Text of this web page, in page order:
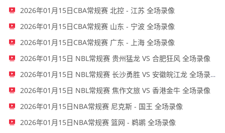
2026年01月15日CBA常规赛 北控 - 江苏 全场录像
2026年01月15日CBA常规赛 山东 - 宁波 全场录像
2026年01月15日CBA常规赛 广东 - 上海 全场录像
2026年01月15日 NBL常规赛 贵州猛龙 VS 合肥狂风 全场录像
2026年01月15日 NBL常规赛 长沙勇胜 VS 安徽皖江龙 全场录像
2026年01月15日 NBL常规赛 焦作文旅 VS 香港金牛 全场录像
2026年01月15日NBA常规赛 尼克斯 - 国王 全场录像
2026年01月15日NBA常规赛 篮网 - 鹈鹕 全场录像